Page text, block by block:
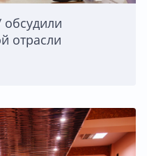
обсудили
отрасли